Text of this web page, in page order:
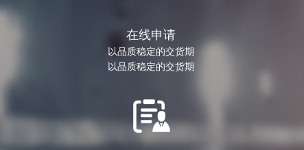
在线申请
以品质稳定的交货期
以品质稳定的交货期